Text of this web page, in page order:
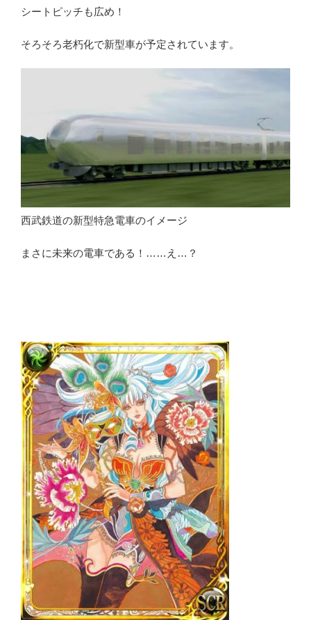
シートピッチも広め！
そろそろ老朽化で新型車が予定されています。
西武鉄道の新型特急電車のイメージ
まさに未来の電車である！……え…？